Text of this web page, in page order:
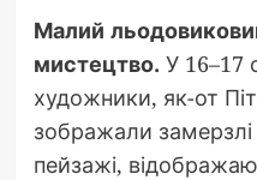
Малий
мистецтво. У 16–17
художники, як-от
зображали замерзлі
пейзажі,